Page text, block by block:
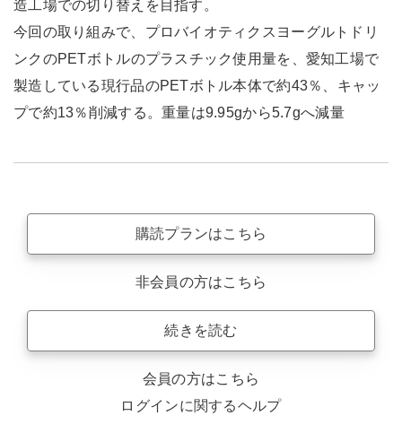
造工場での切り替えを目指す。
今回の取り組みで、プロバイオティクスヨーグルトドリ
ンクのPETボトルのプラスチック使用量を、愛知工場で
製造している現行品のPETボトル本体で約43％、キャッ
プで約13％削減する。重量は9.95gから5.7gへ減量
購読プランはこちら
非会員の方はこちら
続きを読む
会員の方はこちら
ログインに関するヘルプ